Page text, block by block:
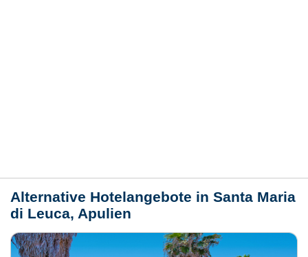
Alternative Hotelangebote in Santa Maria
di Leuca, Apulien